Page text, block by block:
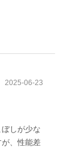
2025-06-23
しが少な
、性能差